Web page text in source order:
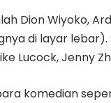
Dion Wiyoko,
di layar lebar).
Lucock, Jenny
komedian